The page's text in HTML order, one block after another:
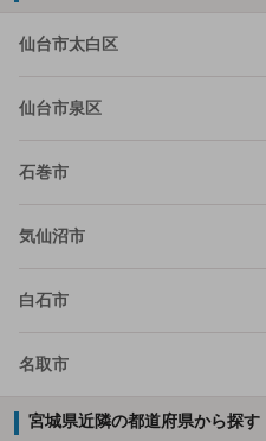
仙台市太白区
仙台市泉区
石巻市
気仙沼市
白石市
名取市
宮城県近隣の都道府県から探す